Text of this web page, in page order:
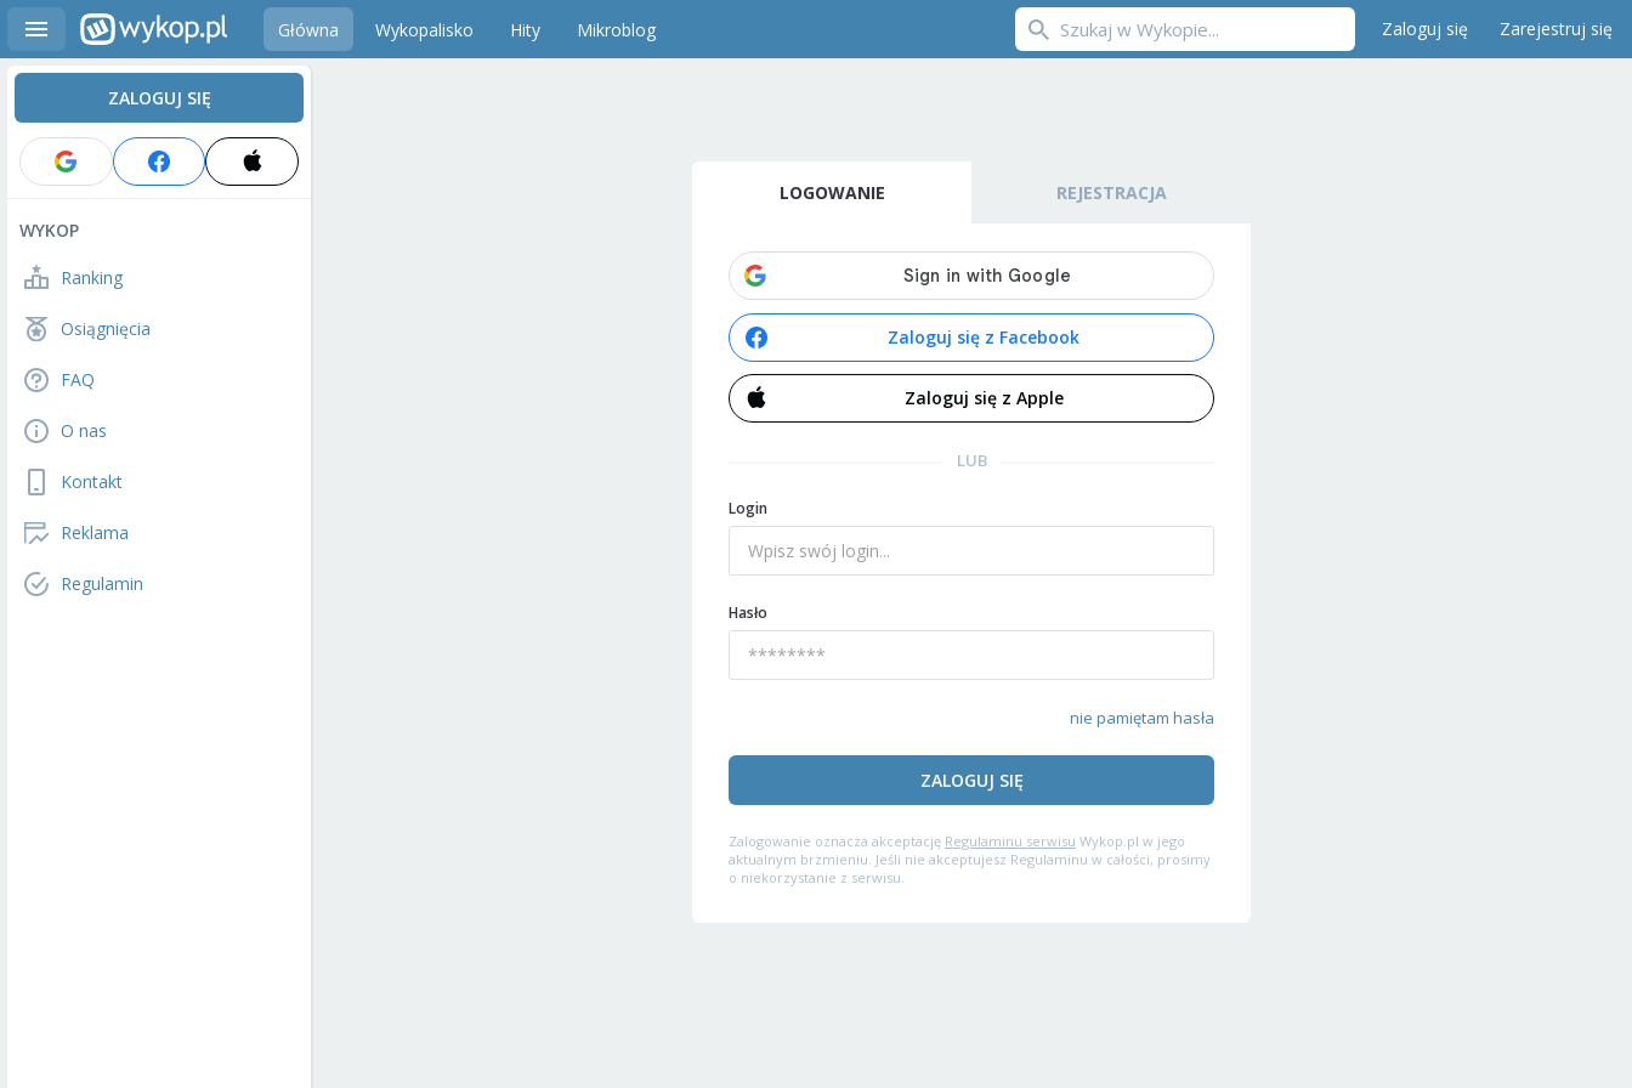
Główna Wykopalisko Hity Mikroblog Zaloguj się Zarejestruj się
ZALOGUJ SIĘ
WYKOP
Ranking
Osiągnięcia
FAQ
O nas
Kontakt
Reklama
Regulamin
LOGOWANIE REJESTRACJA
Zaloguj się z Facebook
Zaloguj się z Apple
LUB
Login
Hasło
nie pamiętam hasła
ZALOGUJ SIĘ
Zalogowanie oznacza akceptację Regulaminu serwisu Wykop.pl w jego
aktualnym brzmieniu. Jeśli nie akceptujesz Regulaminu w całości, prosimy
o niekorzystanie z serwisu.